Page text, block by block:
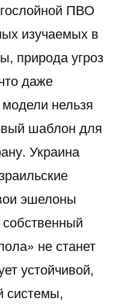
ПВО
изучаемых в
природа угроз
даже
нельзя
шаблон для
Украина
эшелоны
не станет
устойчивой,
системы,